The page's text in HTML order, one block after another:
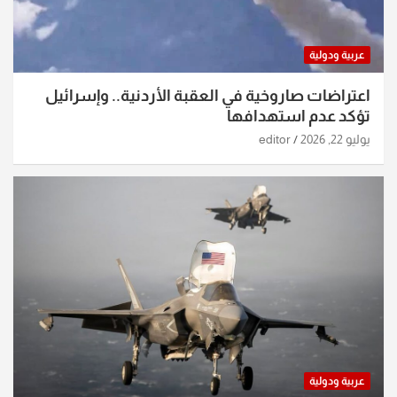
عربية ودولية
اعتراضات صاروخية في العقبة الأردنية.. وإسرائيل
تؤكد عدم استهدافها
يوليو 22, 2026 editor
عربية ودولية